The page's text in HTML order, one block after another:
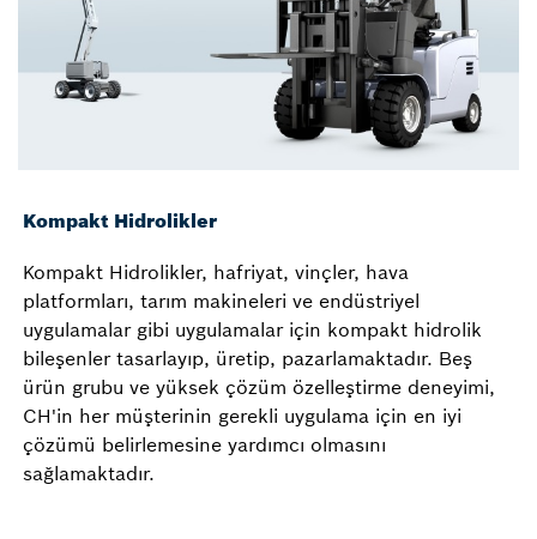
Kompakt Hidrolikler
Kompakt Hidrolikler, hafriyat, vinçler, hava
platformları, tarım makineleri ve endüstriyel
uygulamalar gibi uygulamalar için kompakt hidrolik
bileşenler tasarlayıp, üretip, pazarlamaktadır. Beş
ürün grubu ve yüksek çözüm özelleştirme deneyimi,
CH'in her müşterinin gerekli uygulama için en iyi
çözümü belirlemesine yardımcı olmasını
sağlamaktadır.